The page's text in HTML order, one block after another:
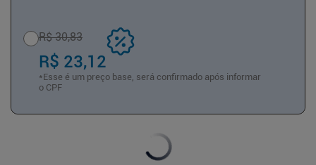
R$ 30,83
R$ 23,12
*Esse é um preço base, será confirmado após informar
o CPF